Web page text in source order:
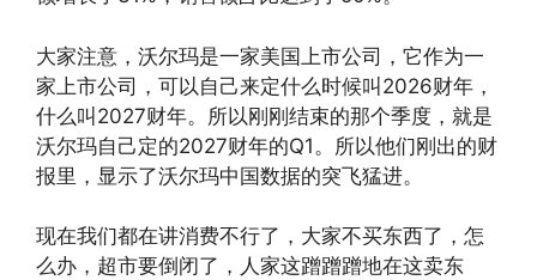
大家注意，沃尔玛是一家美国上市公司，它作为一
家上市公司，可以自己来定什么时候叫2026财年，
什么叫2027财年。所以刚刚结束的那个季度，就是
沃尔玛自己定的2027财年的Q1。所以他们刚出的财
报里，显示了沃尔玛中国数据的突飞猛进。
现在我们都在讲消费不行了，大家不买东西了，怎
么办，超市要倒闭了，人家这蹭蹭蹭地在这卖东